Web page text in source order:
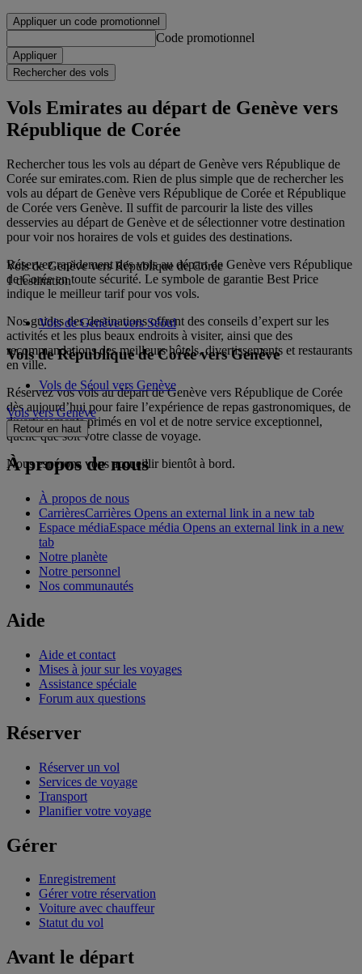
Appliquer un code promotionnel
Code promotionnel
Appliquer
Rechercher des vols
Vols Emirates au départ de Genève vers
République de Corée
Rechercher tous les vols au départ de Genève vers République de
Corée sur emirates.com. Rien de plus simple que de rechercher les
vols au départ de Genève vers République de Corée et République
de Corée vers Genève. Il suffit de parcourir la liste des villes
desservies au départ de Genève et de sélectionner votre destination
pour voir nos horaires de vols et guides des destinations.
Réservez rapidement des vols au départ de Genève vers République
de Corée en toute sécurité. Le symbole de garantie Best Price
indique le meilleur tarif pour vos vols.
Nos guides des destinations offrent des conseils d’expert sur les
activités et les plus beaux endroits à visiter, ainsi que des
recommandations des meilleurs hôtels, divertissements et restaurants
en ville.
Réservez vos vols au départ de Genève vers République de Corée
dès aujourd’hui pour faire l’expérience de repas gastronomiques, de
divertissements primés en vol et de notre service exceptionnel,
quelle que soit votre classe de voyage.
Nous espérons vous accueillir bientôt à bord.
Vols de Genève vers République de Corée
1 destination
Vols de Genève vers Séoul
Vols de République de Corée vers Genève
Vols de Séoul vers Genève
Vols vers Genève
Retour en haut
À propos de nous
À propos de nous
CarrièresCarrières Opens an external link in a new tab
Espace médiaEspace média Opens an external link in a new
tab
Notre planète
Notre personnel
Nos communautés
Aide
Aide et contact
Mises à jour sur les voyages
Assistance spéciale
Forum aux questions
Réserver
Réserver un vol
Services de voyage
Transport
Planifier votre voyage
Gérer
Enregistrement
Gérer votre réservation
Voiture avec chauffeur
Statut du vol
Avant le départ